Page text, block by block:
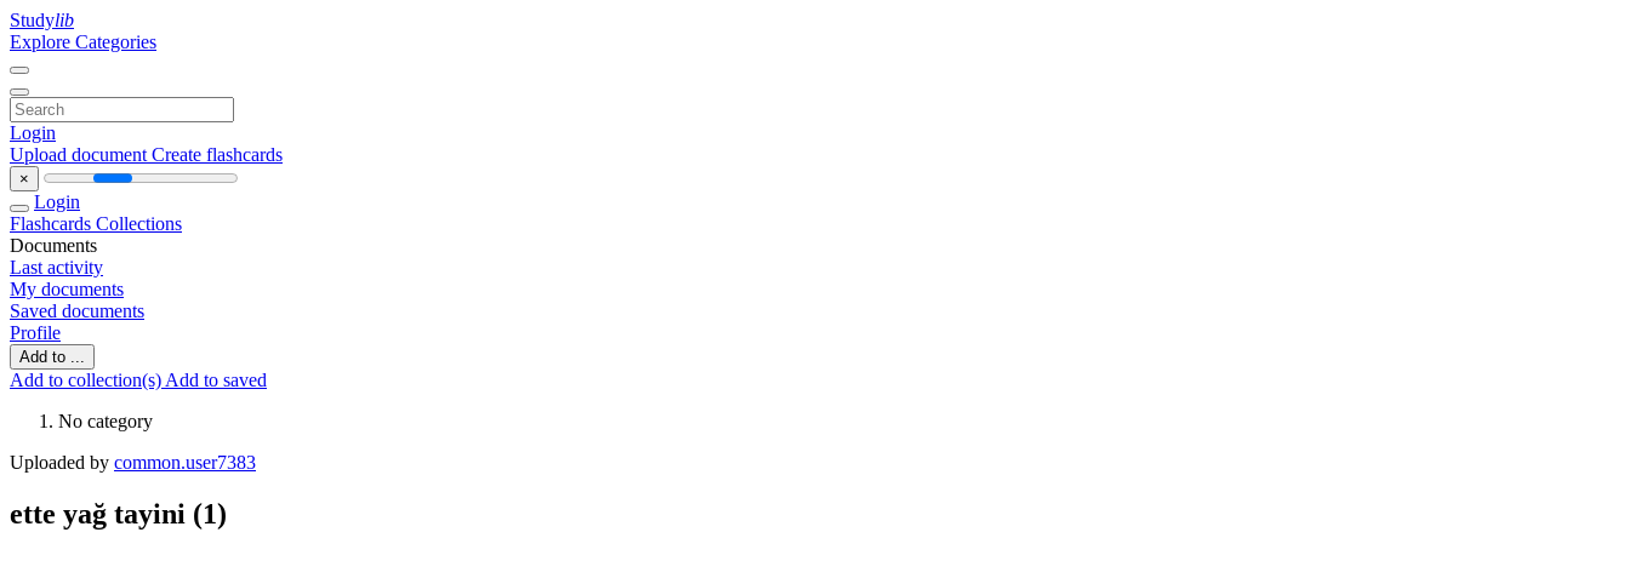
Studylib
Explore Categories
Login
Upload document Create flashcards
×
Login
Flashcards Collections
Documents
Last activity
My documents
Saved documents
Profile
Add to ...
Add to collection(s) Add to saved
No category
Uploaded by common.user7383
ette yağ tayini (1)